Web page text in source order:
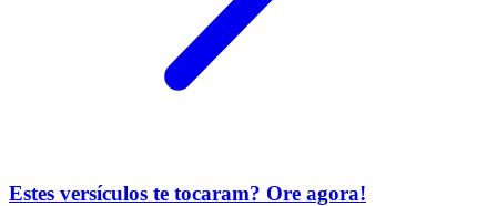
Estes versículos te tocaram? Ore agora!